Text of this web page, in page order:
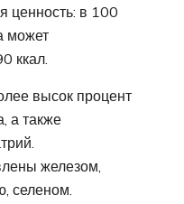
ценность: в 100
может
ккал.
высок процент
а также
железом,
селеном.